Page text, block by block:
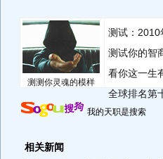
测测你灵魂的模样
测试：2010
测试你的智
看你这一生
全球排名第
我的天职是搜索
相关新闻